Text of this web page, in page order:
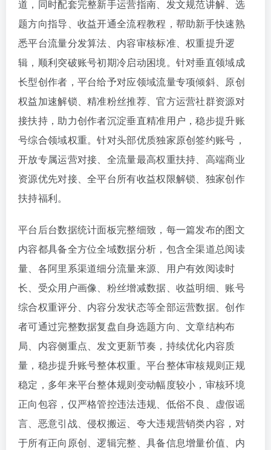
道，同时配套完整新手运营指南、发文规范讲解、选
题方向指导、收益开通全流程教程，帮助新手快速熟
悉平台流量分发算法、内容审核标准、权重提升逻
辑，顺利突破账号初期冷启动困境。针对垂直领域成
长型创作者，平台给予对应领域流量专项倾斜、原创
权益加速解锁、精准粉丝推荐、官方运营社群资源对
接扶持，助力创作者沉淀垂直精准用户，稳步提升账
号综合领域权重。针对头部优质独家原创签约账号，
开放专属运营对接、全流量最高权重扶持、高端商业
资源优先对接、全平台所有收益权限解锁、独家创作
扶持福利。
平台后台数据统计面板完整细致，每一篇发布的图文
内容都具备全方位全域数据分析，包含全渠道总阅读
量、各阿里系渠道细分流量来源、用户有效阅读时
长、受众用户画像、粉丝增减数据、收益明细、账号
综合权重评分、内容分发状态等全部运营数据。创作
者可通过完整数据复盘自身选题方向、文章结构布
局、内容侧重点、发文更新节奏，持续优化内容质
量，稳步提升账号整体权重。平台整体审核规则正规
稳定，多年来平台整体规则变动幅度较小，审核环境
正向包容，仅严格管控违法违规、低俗不良、虚假谣
言、恶意引战、侵权搬运、夸大违规营销类内容，对
于所有正向原创、逻辑完整、具备信息增量价值、内